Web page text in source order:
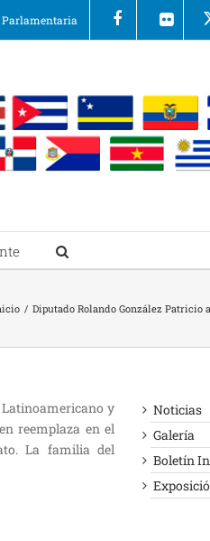
/ Diputado Rolando González Patricio
y
reemplaza en el
La familia del
Noticias
Galería
Boletín